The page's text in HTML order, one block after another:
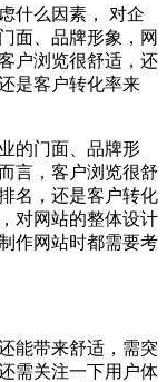
什么因素， 对企
面、品牌形象，网
户浏览很舒适，还
是客户转化率来
的门面、品牌形
言，客户浏览很舒
名，还是客户转化
对网站的整体设计
作网站时都需要考
能带来舒适，需突
需关注一下用户体